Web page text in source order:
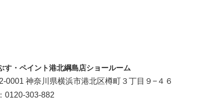
す・ペイント港北綱島店ショールーム
0001 神奈川県横浜市港北区樽町３丁目９−４６
0120-303-882